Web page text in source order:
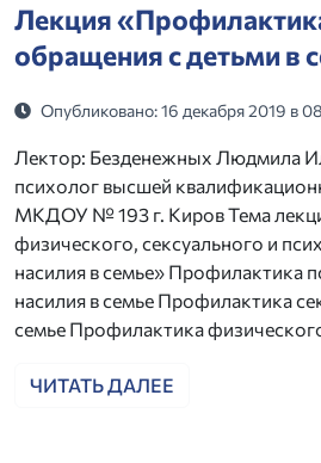
Лекция
обращения с детьми в
Опубликовано: 16 декабря 2019 в
Лектор: Безденежных Людмила
психолог высшей
МКДОУ № 193 г. Киров Тема
физического, сексуального и
насилия в семье» Профилактика
насилия в семье Профилактика
семье Профилактика
ЧИТАТЬ ДАЛЕЕ